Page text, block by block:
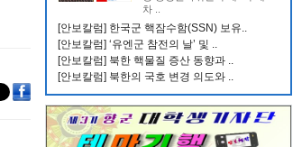
차 ..
[안보칼럼] 한국군 핵잠수함(SSN) 보유..
[안보칼럼] ‘유엔군 참전의 날’ 및 ..
[안보칼럼] 북한 핵물질 증산 동향과 ..
[안보칼럼] 북한의 국호 변경 의도와 ..